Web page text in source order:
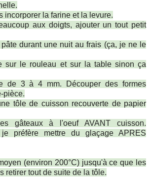
incorporer la farine et la levure.
aux doigts, ajouter un tout petit
durant une nuit au frais (ça, je ne le
sur le rouleau et sur la table sinon ça
de 3 à 4 mm. Découper des formes
pièce.
tôle de cuisson recouverte de papier
gâteaux à l'oeuf AVANT cuisson.
je préfère mettre du glaçage APRES
(environ 200°C) jusqu'à ce que les
retirer tout de suite de la tôle.